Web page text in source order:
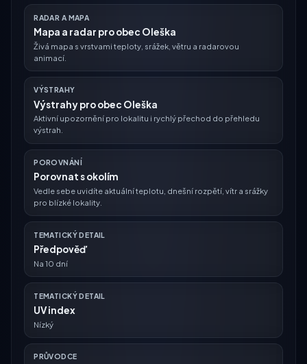
RADAR A MAPA
Mapa a radar pro obec Oleška
Živá mapa s vrstvami teploty, srážek, větru a radarovou
animací.
VÝSTRAHY
Výstrahy pro obec Oleška
Aktivní upozornění pro lokalitu i rychlý přechod do přehledu
výstrah.
POROVNÁNÍ
Porovnat s okolím
Vedle sebe uvidíte aktuální teplotu, dnešní rozpětí, vítr a srážky
pro blízké lokality.
TEMATICKÝ DETAIL
Předpověď
Na 10 dní
TEMATICKÝ DETAIL
UV index
Nízký
PRŮVODCE